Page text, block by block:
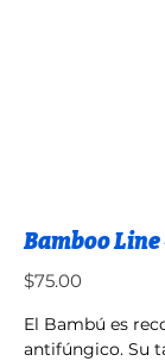
Bamboo Line
Precio
$75.00
El Bambú es
antifúngico. Su